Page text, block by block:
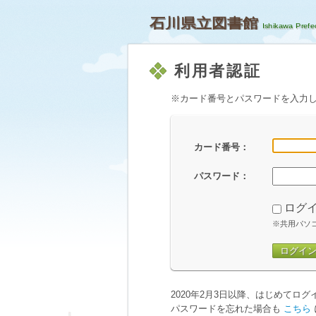
石川県立図書館
利用者認証
※カード番号とパスワードを入力
カード番号：
パスワード：
ログ
※共用パソ
ログイン
2020年2月3日以降、はじめてログ
パスワードを忘れた場合も こちら